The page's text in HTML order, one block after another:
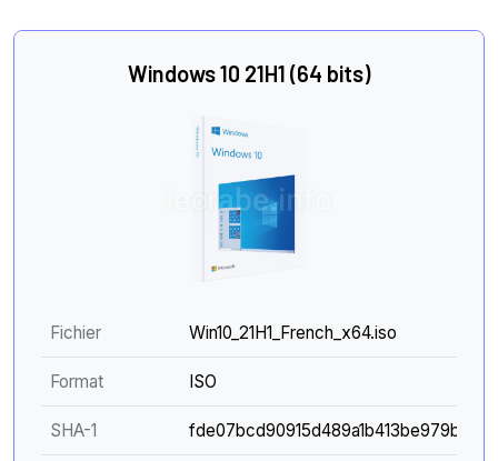
Windows 10 21H1 (64 bits)
Fichier Win10_21H1_French_x64.iso
Format ISO
SHA-1